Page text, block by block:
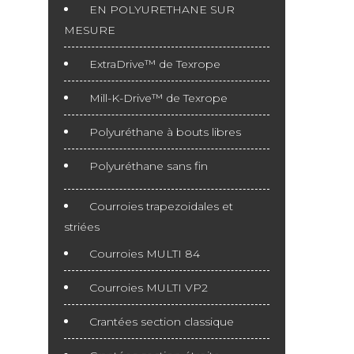
EN POLYURETHANE SUR
MESURE
ExtraDrive™ de Texrope
Mill-K-Drive™ de Texrope
Polyuréthane à bouts libres
Polyuréthane sans fin
Courroies trapezoidales et
striées
Courroies MULTI 84
Courroies MULTI VP2
Crantées section classique